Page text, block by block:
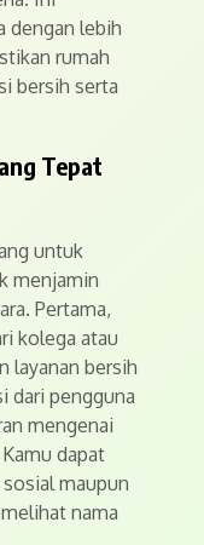
dengan lebih
rumah
bersih serta
Tepat
untuk
menjamin
Pertama,
kolega atau
layanan bersih
dari pengguna
mengenai
dapat
maupun
nama